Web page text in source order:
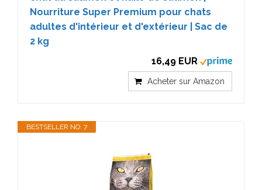
Nourriture Super Premium pour chats
adultes d'intérieur et d'extérieur | Sac de
2 kg
16,49 EUR
Acheter sur Amazon
BESTSELLER NO. 7